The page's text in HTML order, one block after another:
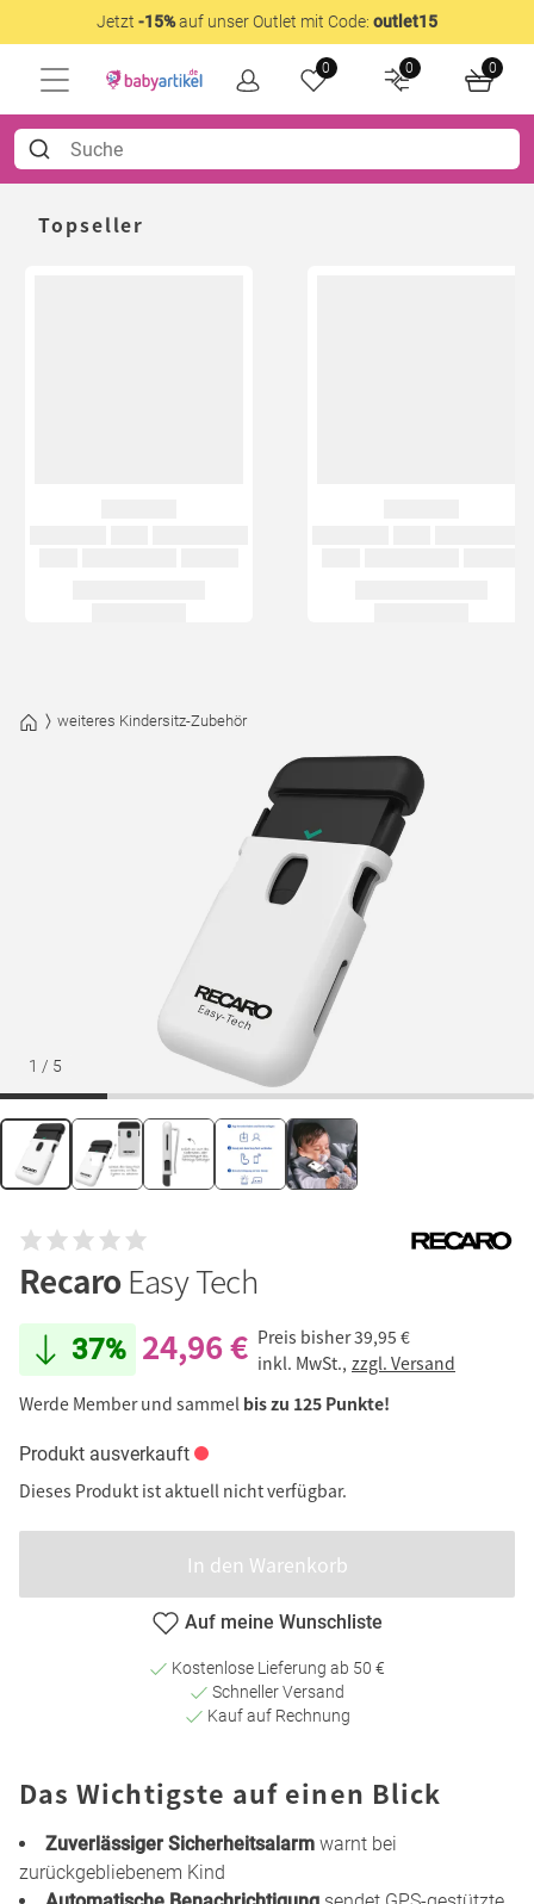
Jetzt -15%auf unser Outlet mit Code: outlet15
0 0 0
Topseller
weiteres Kindersitz-Zubehör
1 / 5
RecaroEasy Tech
37% 24,96 € Preis bisher39,95 €
inkl. MwSt., zzgl. Versand
Werde Member und sammel bis zu 125 Punkte!
Produkt ausverkauft
Dieses Produkt ist aktuell nicht verfügbar.
In den Warenkorb
Auf meine Wunschliste
Kostenlose Lieferung ab 50 €
Schneller Versand
Kauf auf Rechnung
Das Wichtigste auf einen Blick
Zuverlässiger Sicherheitsalarm warnt bei
zurückgebliebenem Kind